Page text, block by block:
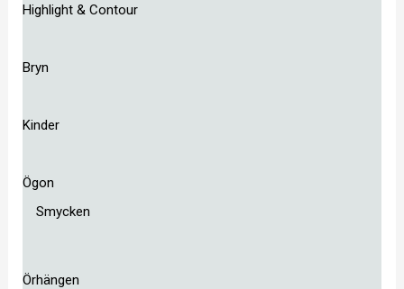
Highlight & Contour
Bryn
Kinder
Ögon
Smycken
Örhängen